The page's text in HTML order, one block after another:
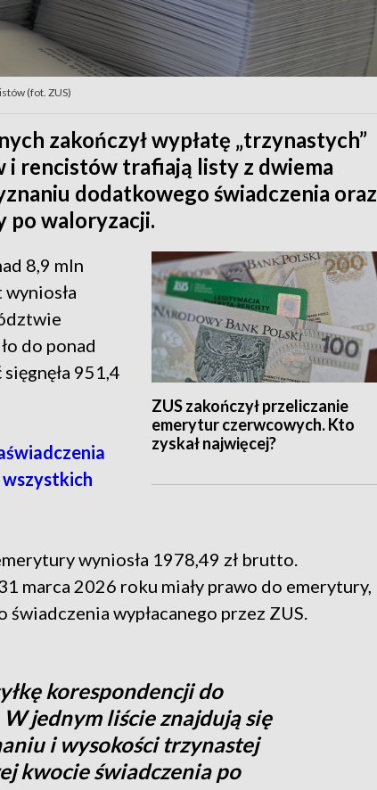
(fot. ZUS)
zakończył wypłatę „trzynastych”
i rencistów trafiają listy z dwiema
dodatkowego świadczenia oraz
po waloryzacji.
ZUS zakończył przeliczanie
emerytur czerwcowych. Kto
zyskał najwięcej?
8,9 mln
do ponad
951,4
wyniosła 1978,49 zł brutto.
marca 2026 roku miały prawo do emerytury,
wypłacanego przez ZUS.
korespondencji do
jednym liście znajdują się
i wysokości trzynastej
kwocie świadczenia po